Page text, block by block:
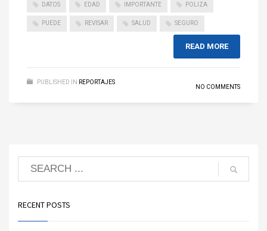
DATOS EDAD IMPORTANTE POLIZA
PUEDE REVISAR SALUD SEGURO
READ MORE
PUBLISHED IN REPORTAJES
NO COMMENTS
RECENT POSTS